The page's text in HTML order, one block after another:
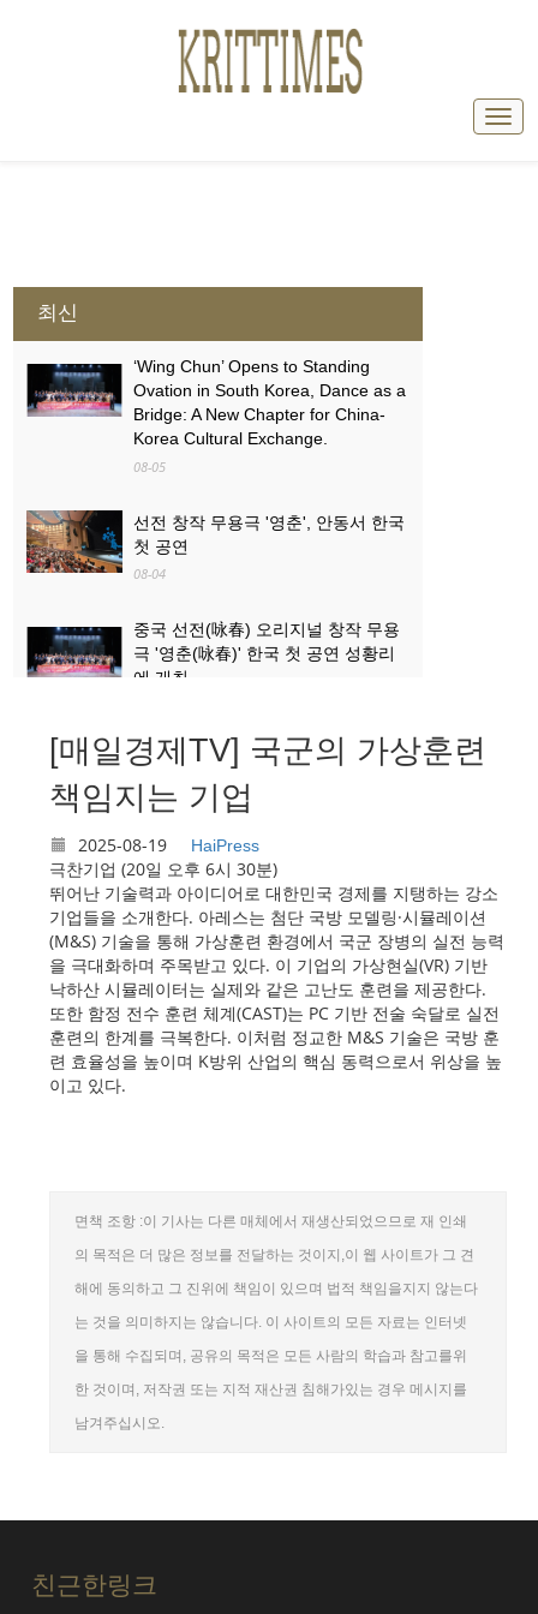
최신
‘Wing Chun’ Opens to Standing
Ovation in South Korea, Dance as a
Bridge: A New Chapter for China-
Korea Cultural Exchange.
08-05
선전 창작 무용극 '영춘', 안동서 한국
첫 공연
08-04
중국 선전(咏春) 오리지널 창작 무용
극 '영춘(咏春)' 한국 첫 공연 성황리
에 개최
산업과 문화관광의 ‘상생·융합’...로켓
발사 관람, 산둥 하이양 대표 문화관
광 콘텐츠로 부상
08-03
[매일경제TV] 국군의 가상훈련
책임지는 기업
2025-08-19 HaiPress
극찬기업 (20일 오후 6시 30분)
뛰어난 기술력과 아이디어로 대한민국 경제를 지탱하는 강소
기업들을 소개한다. 아레스는 첨단 국방 모델링·시뮬레이션
(M&S) 기술을 통해 가상훈련 환경에서 국군 장병의 실전 능력
을 극대화하며 주목받고 있다. 이 기업의 가상현실(VR) 기반
낙하산 시뮬레이터는 실제와 같은 고난도 훈련을 제공한다.
또한 함정 전수 훈련 체계(CAST)는 PC 기반 전술 숙달로 실전
훈련의 한계를 극복한다. 이처럼 정교한 M&S 기술은 국방 훈
련 효율성을 높이며 K방위 산업의 핵심 동력으로서 위상을 높
이고 있다.
면책 조항 :이 기사는 다른 매체에서 재생산되었으므로 재 인쇄
의 목적은 더 많은 정보를 전달하는 것이지,이 웹 사이트가 그 견
해에 동의하고 그 진위에 책임이 있으며 법적 책임을지지 않는다
는 것을 의미하지는 않습니다. 이 사이트의 모든 자료는 인터넷
을 통해 수집되며, 공유의 목적은 모든 사람의 학습과 참고를위
한 것이며, 저작권 또는 지적 재산권 침해가있는 경우 메시지를
남겨주십시오.
친근한링크